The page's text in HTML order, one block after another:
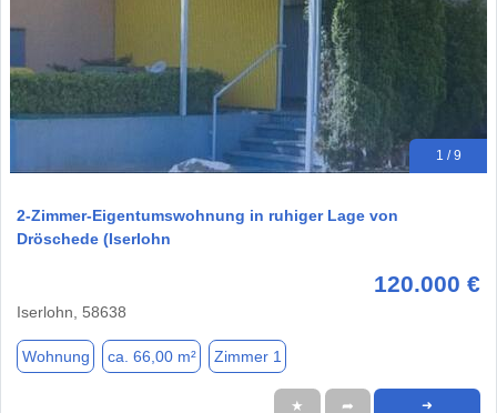
1 / 9
2-Zimmer-Eigentumswohnung in ruhiger Lage von
Dröschede (Iserlohn
120.000 €
Iserlohn, 58638
Wohnung ca. 66,00 m² Zimmer 1
★ ➦ ➜